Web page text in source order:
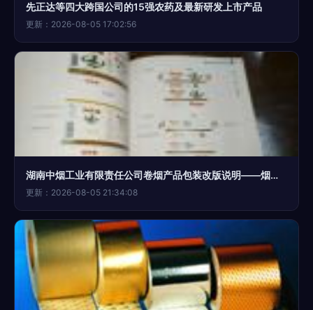
先正达等四大跨国公司的15强农药及最新研发上市产品
更新：2026-08-05 17:02:56
湖南中烟工业有限责任公司卷烟产品包装改版说明——烟标设计理念与烟草文化传承
更新：2026-08-05 21:34:08